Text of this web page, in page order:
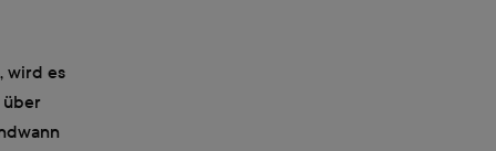
wird es
über